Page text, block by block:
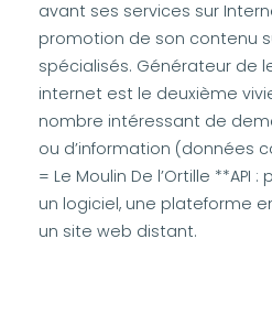
avant ses services sur
promotion de son contenu
spécialisés. Générateur de
internet est le deuxième
nombre intéressant de
ou d’information (données
= Le Moulin De l’Ortille
un logiciel, une plateforme
un site web distant.